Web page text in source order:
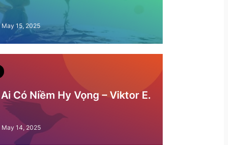
May 15, 2025
Có Niềm Hy Vọng – Viktor E.
May 14, 2025